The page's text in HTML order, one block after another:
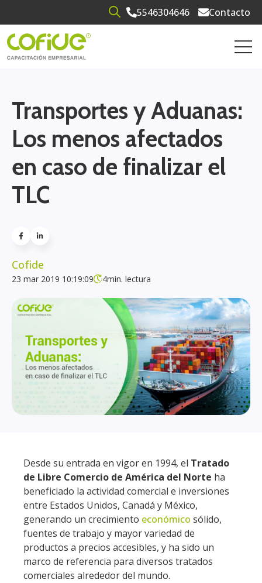
Open search5546304646 Contacto
Transportes y Aduanas:
Los menos afectados
en caso de finalizar el
TLC
Cofide
23 mar 2019 10:19:09 4min. lectura
Desde su entrada en vigor en 1994, el Tratado
de Libre Comercio de América del Norte ha
beneficiado la actividad comercial e inversiones
entre Estados Unidos, Canadá y México,
generando un crecimiento económico sólido,
fuentes de trabajo y mayor variedad de
productos a precios accesibles, y ha sido un
marco de referencia para diversos tratados
comerciales alrededor del mundo.